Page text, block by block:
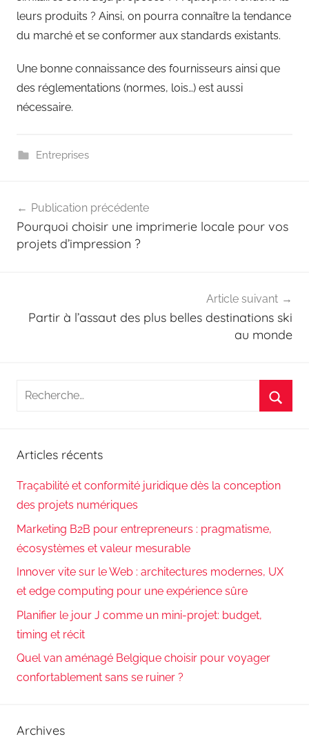
leurs produits ? Ainsi, on pourra connaître la tendance
du marché et se conformer aux standards existants.
Une bonne connaissance des fournisseurs ainsi que
des réglementations (normes, lois…) est aussi
nécessaire.
Entreprises
de
l’article
Publication précédente
Pourquoi choisir une imprimerie locale pour vos
projets d’impression ?
Article suivant
Partir à l’assaut des plus belles destinations ski
au monde
Recherche
Articles récents
Traçabilité et conformité juridique dès la conception
des projets numériques
Marketing B2B pour entrepreneurs : pragmatisme,
écosystèmes et valeur mesurable
Innover vite sur le Web : architectures modernes, UX
et edge computing pour une expérience sûre
Planifier le jour J comme un mini-projet: budget,
timing et récit
Quel van aménagé Belgique choisir pour voyager
confortablement sans se ruiner ?
Archives